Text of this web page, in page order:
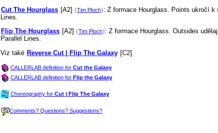
Cut The Hourglass [A2] (Tim Ploch): Z formace Hourglass. Points ukročí k
Lines.
Flip The Hourglass [A2] (Tim Ploch): Z formace Hourglass. Outsides
Parallel Lines.
Viz také Reverse Cut | Flip The Galaxy [C2].
CALLERLAB definition for Cut the Galaxy
CALLERLAB definition for Flip the Galaxy
Choreography for Cut | Flip The Galaxy
Comments? Questions? Suggestions?